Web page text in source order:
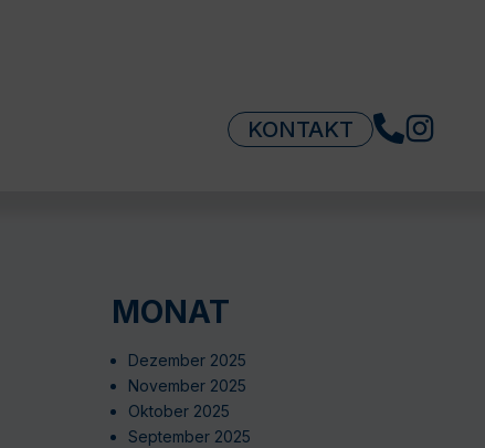
KONTAKT
MONAT
Dezember 2025
November 2025
Oktober 2025
September 2025